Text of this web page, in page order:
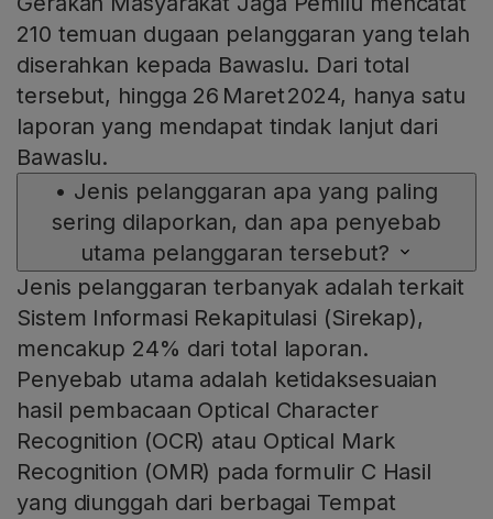
210 temuan dugaan pelanggaran yang telah
diserahkan kepada Bawaslu. Dari total
tersebut, hingga 26 Maret 2024, hanya satu
laporan yang mendapat tindak lanjut dari
Bawaslu.
• Jenis pelanggaran apa yang paling
sering dilaporkan, dan apa penyebab
utama pelanggaran tersebut?
Jenis pelanggaran terbanyak adalah terkait
Sistem Informasi Rekapitulasi (Sirekap),
mencakup 24% dari total laporan.
Penyebab utama adalah ketidaksesuaian
hasil pembacaan Optical Character
Recognition (OCR) atau Optical Mark
Recognition (OMR) pada formulir C Hasil
yang diunggah dari berbagai Tempat